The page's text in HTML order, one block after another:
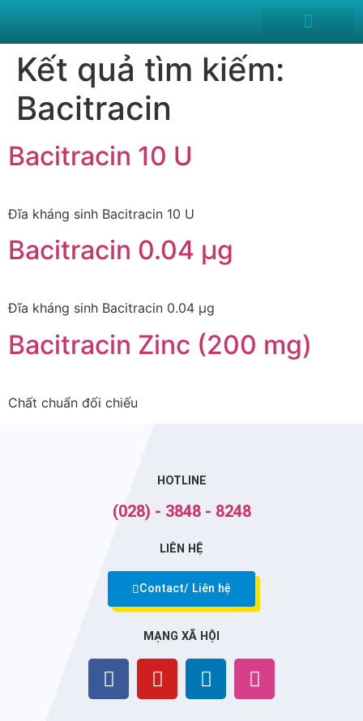
Kết quả tìm kiếm:
Bacitracin
Bacitracin 10 U
Đĩa kháng sinh Bacitracin 10 U
Bacitracin 0.04 µg
Đĩa kháng sinh Bacitracin 0.04 µg
Bacitracin Zinc (200 mg)
Chất chuẩn đối chiếu
HOTLINE
(028) - 3848 - 8248
LIÊN HỆ
Contact/ Liên hệ
MẠNG XÃ HỘI